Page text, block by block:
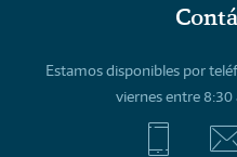
Estamos disponibles por
viernes entre 8:30